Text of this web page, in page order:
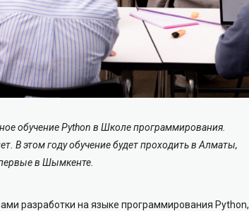
обучение Python в Школе программирования.
В этом году обучение будет проходить в Алматы,
в Шымкенте.
разработки на языке программирования Python,